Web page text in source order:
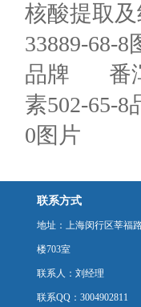
核酸提取
33889-68-8
品牌
番
素502-65-8
0图片
联系方式
地址：上海闵行区莘福
楼703室
联系人：刘经理
联系QQ：3004902811